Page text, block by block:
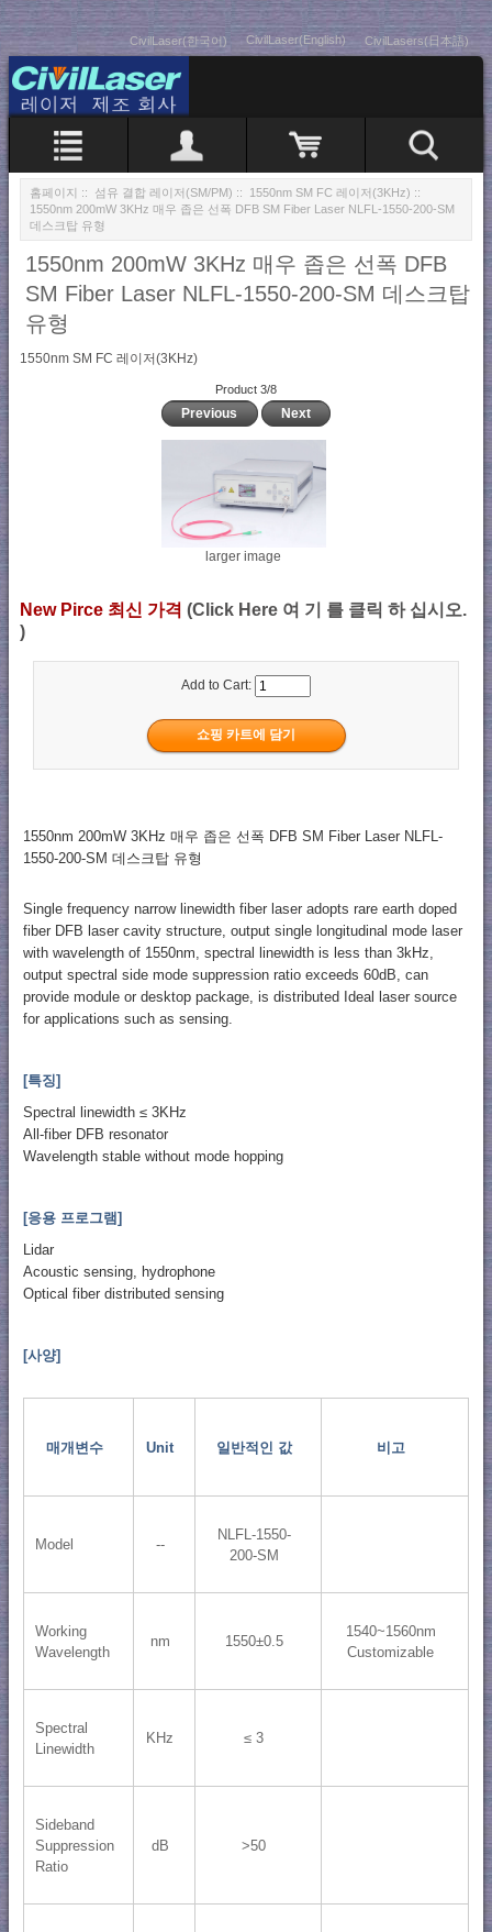
CivilLaser(한국어) CivilLaser(English) CivilLasers(日本語)
홈페이지 :: 섬유 결합 레이저(SM/PM) :: 1550nm SM FC 레이저(3KHz) ::
1550nm 200mW 3KHz 매우 좁은 선폭 DFB SM Fiber Laser NLFL-1550-200-SM
데스크탑 유형
1550nm 200mW 3KHz 매우 좁은 선폭 DFB
SM Fiber Laser NLFL-1550-200-SM 데스크탑
유형
1550nm SM FC 레이저(3KHz)
Product 3/8
Previous Next
larger image
New Pirce 최신 가격 (Click Here 여 기 를 클릭 하 십시오.
)
Add to Cart:
1550nm 200mW 3KHz 매우 좁은 선폭 DFB SM Fiber Laser NLFL-
1550-200-SM 데스크탑 유형
Single frequency narrow linewidth fiber laser adopts rare earth doped
fiber DFB laser cavity structure, output single longitudinal mode laser
with wavelength of 1550nm, spectral linewidth is less than 3kHz,
output spectral side mode suppression ratio exceeds 60dB, can
provide module or desktop package, is distributed Ideal laser source
for applications such as sensing.
[특징]
Spectral linewidth ≤ 3KHz
All-fiber DFB resonator
Wavelength stable without mode hopping
[응용 프로그램]
Lidar
Acoustic sensing, hydrophone
Optical fiber distributed sensing
[사양]
매개변수 Unit 일반적인 값 비고
Model --
NLFL-1550-
200-SM
Working
Wavelength
nm 1550±0.5
1540~1560nm
Customizable
Spectral
Linewidth
KHz ≤ 3
Sideband
Suppression
Ratio
dB >50